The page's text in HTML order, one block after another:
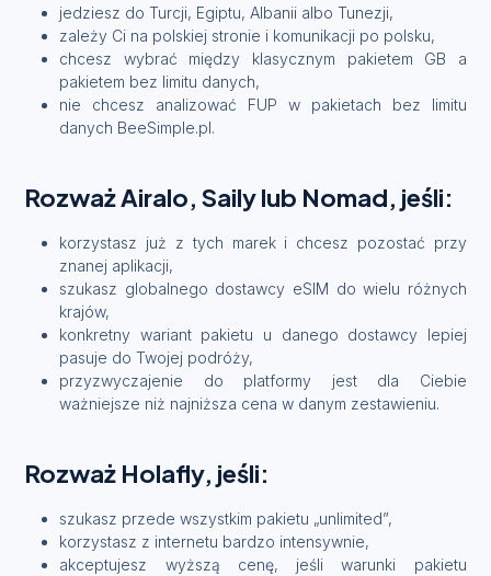
jedziesz do Turcji, Egiptu, Albanii albo Tunezji,
zależy Ci na polskiej stronie i komunikacji po polsku,
chcesz wybrać między klasycznym pakietem GB a
pakietem bez limitu danych,
nie chcesz analizować FUP w pakietach bez limitu
danych BeeSimple.pl.
Rozważ Airalo, Saily lub Nomad, jeśli:
korzystasz już z tych marek i chcesz pozostać przy
znanej aplikacji,
szukasz globalnego dostawcy eSIM do wielu różnych
krajów,
konkretny wariant pakietu u danego dostawcy lepiej
pasuje do Twojej podróży,
przyzwyczajenie do platformy jest dla Ciebie
ważniejsze niż najniższa cena w danym zestawieniu.
Rozważ Holafly, jeśli:
szukasz przede wszystkim pakietu „unlimited”,
korzystasz z internetu bardzo intensywnie,
akceptujesz wyższą cenę, jeśli warunki pakietu